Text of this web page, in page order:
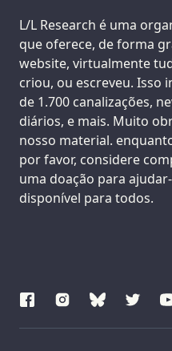
Support us:
L/L Research é uma
que oferece, de forma
website, virtualmente
criou, ou escreveu. Isso
de 1.700 canalizações,
diários, e mais. Muito
nosso material.
por favor, considere
uma doação para
disponível para todos.